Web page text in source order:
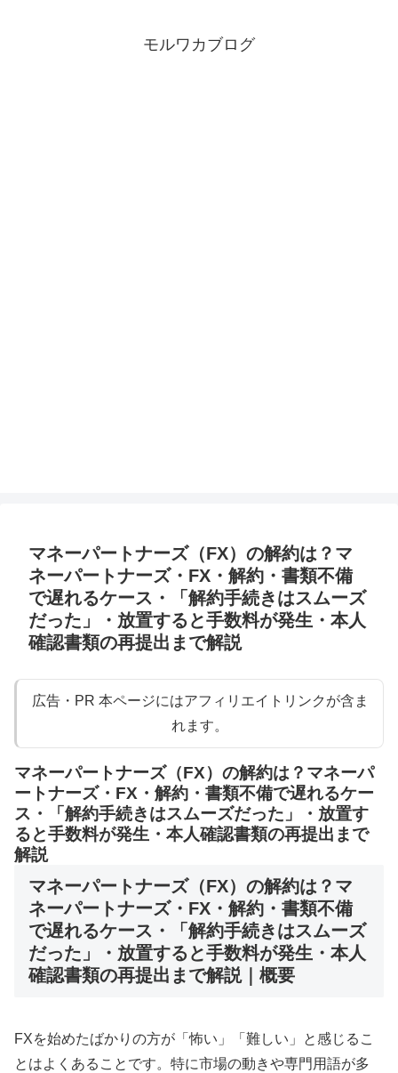
モルワカブログ
マネーパートナーズ（FX）の解約は？マ
ネーパートナーズ・FX・解約・書類不備
で遅れるケース・「解約手続きはスムーズ
だった」・放置すると手数料が発生・本人
確認書類の再提出まで解説
広告・PR 本ページにはアフィリエイトリンクが含ま
れます。
マネーパートナーズ（FX）の解約は？マネーパ
ートナーズ・FX・解約・書類不備で遅れるケー
ス・「解約手続きはスムーズだった」・放置す
ると手数料が発生・本人確認書類の再提出まで
解説
マネーパートナーズ（FX）の解約は？マ
ネーパートナーズ・FX・解約・書類不備
で遅れるケース・「解約手続きはスムーズ
だった」・放置すると手数料が発生・本人
確認書類の再提出まで解説｜概要
FXを始めたばかりの方が「怖い」「難しい」と感じるこ
とはよくあることです。特に市場の動きや専門用語が多